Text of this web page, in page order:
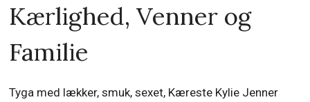
Kærlighed, Venner og
Familie
Tyga med lækker, smuk, sexet, Kæreste Kylie Jenner